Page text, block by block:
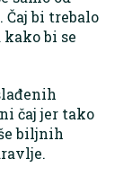
bi trebalo
bi se
čaj jer tako
biljnih